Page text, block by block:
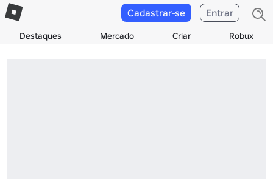
Destaques Mercado Criar Robux
Cadastrar-se Entrar